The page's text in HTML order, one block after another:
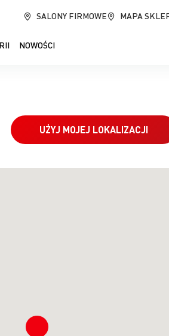
SALONY FIRMOWE MAPA
NOWOŚCI
UŻYJ MOJEJ LOKALIZACJI